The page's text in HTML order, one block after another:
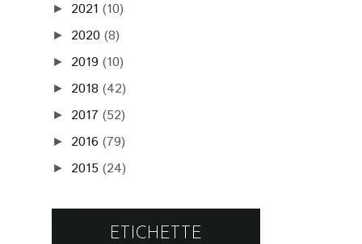
► 2021 (10)
► 2020 (8)
► 2019 (10)
► 2018 (42)
► 2017 (52)
► 2016 (79)
► 2015 (24)
ETICHETTE